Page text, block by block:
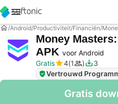
Android Productiviteit Financiën
Money
APK voor Android
Gratis
4 1
3
Vertrouwd
Gratis